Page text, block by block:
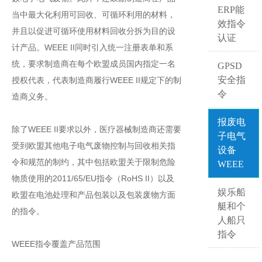
当中最大化利用可回收、可循环利用的材料，
并且以促进可循环使用材料回收分拆为目的设
计产品。WEEE II同时引入统一注册表单和系
统，要求制造商在每个欧盟成员国内指定一名
授权代表，代表制造商履行WEEE II规定下的制
造商义务。
除了WEEE II要求以外，医疗器械制造商还需要
受到欧盟其他电子电气废物控制与回收相关指
令和规范的制约，其中包括欧盟关于限制危险
物质使用的2011/65/EU指令（RoHS II）以及
欧盟在电池处理和产品包装以及包装废物方面
的指令。
WEEE指令覆盖产品范围
ERP能
效指令
认证
GPSD
安全指
令
报废电
子电气
设备
WEEE
娱乐船
艇和个
人船只
指令